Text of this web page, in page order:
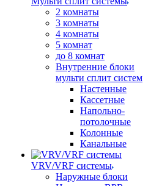
2 комнаты
3 комнаты
4 комнаты
5 комнат
до 8 комнат
Внутренние блоки
мульти сплит систем
Настенные
Кассетные
Напольно-
потолочные
Колонные
Канальные
VRV/VRF системы
Наружные блоки